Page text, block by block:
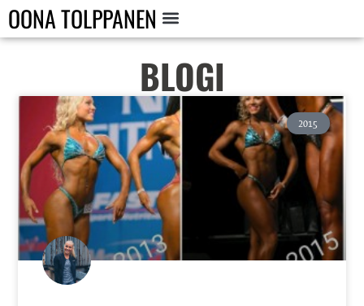
OONA TOLPPANEN
BLOGI
2015